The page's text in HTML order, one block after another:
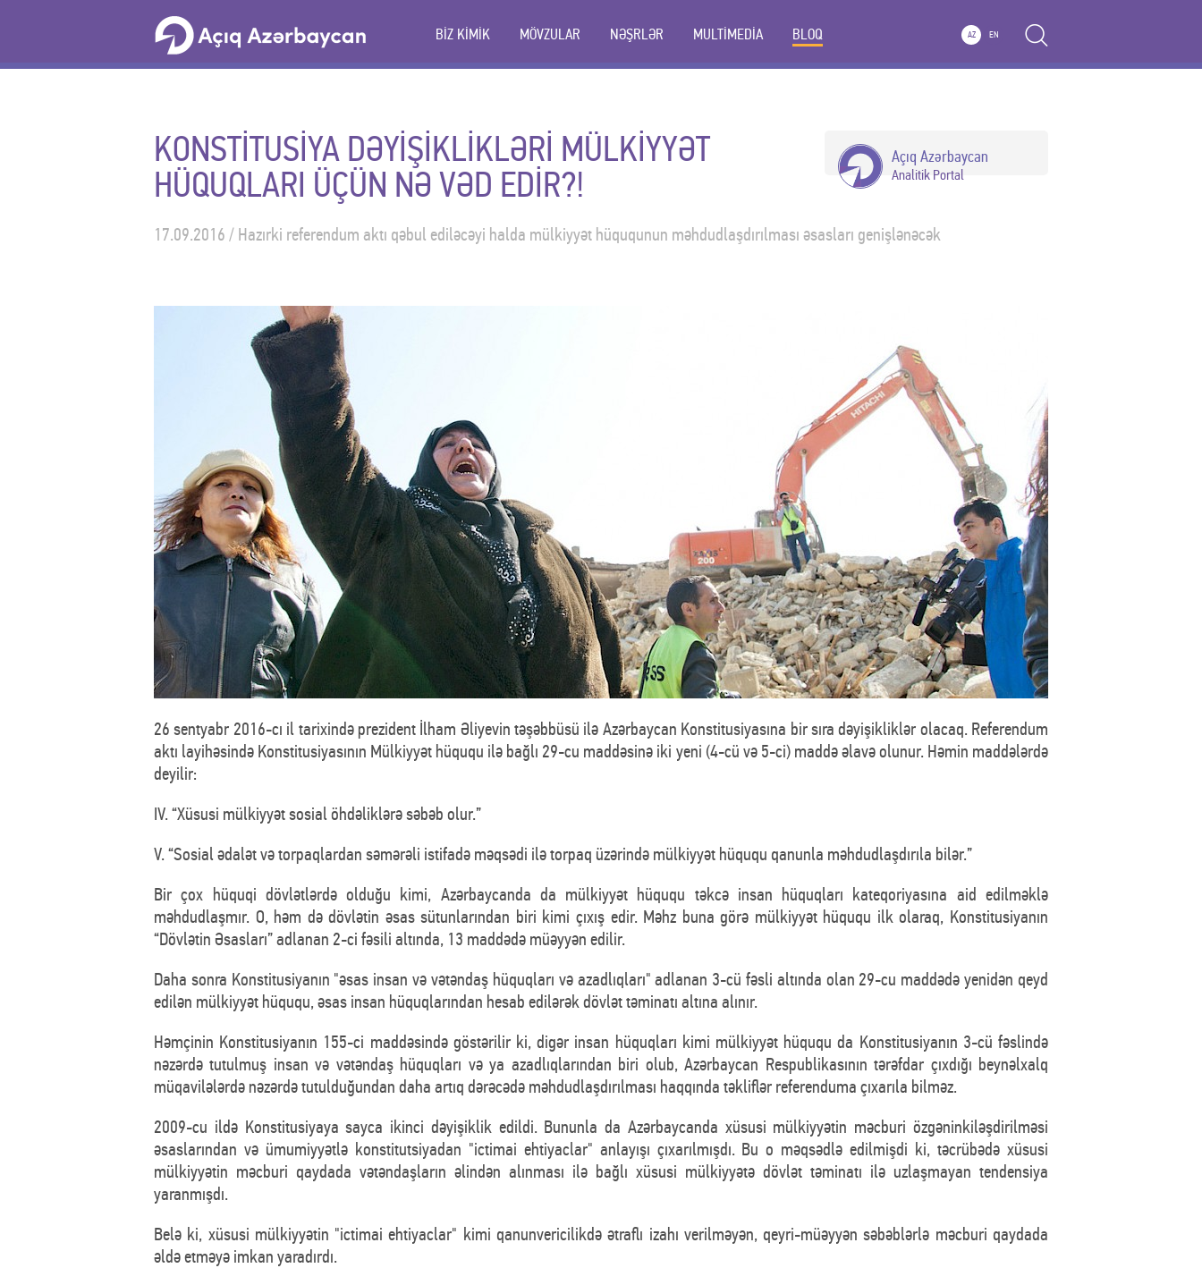
BİZ KİMİK MÖVZULAR NƏŞRLƏR MULTİMEDİA BLOQ AZ EN
Açıq Azərbaycan
Analitik Portal
KONSTİTUSİYA DƏYİŞİKLİKLƏRİ MÜLKİYYƏT
HÜQUQLARI ÜÇÜN NƏ VƏD EDİR?!
17.09.2016 / Hazırki referendum aktı qəbul ediləcəyi halda mülkiyyət hüququnun məhdudlaşdırılması əsasları genişlənəcək
26 sentyabr 2016-cı il tarixində prezident İlham Əliyevin təşəbbüsü ilə Azərbaycan Konstitusiyasına bir sıra dəyişikliklər olacaq. Referendum
aktı layihəsində Konstitusiyasının Mülkiyyət hüququ ilə bağlı 29-cu maddəsinə iki yeni (4-cü və 5-ci) maddə əlavə olunur. Həmin maddələrdə
deyilir:
IV. “Xüsusi mülkiyyət sosial öhdəliklərə səbəb olur.”
V. “Sosial ədalət və torpaqlardan səmərəli istifadə məqsədi ilə torpaq üzərində mülkiyyət hüququ qanunla məhdudlaşdırıla bilər.”
Bir çox hüquqi dövlətlərdə olduğu kimi, Azərbaycanda da mülkiyyət hüququ təkcə insan hüquqları kateqoriyasına aid edilməklə
məhdudlaşmır. O, həm də dövlətin əsas sütunlarından biri kimi çıxış edir. Məhz buna görə mülkiyyət hüququ ilk olaraq, Konstitusiyanın
“Dövlətin Əsasları” adlanan 2-ci fəsili altında, 13 maddədə müəyyən edilir.
Daha sonra Konstitusiyanın "əsas insan və vətəndaş hüquqları və azadlıqları" adlanan 3-cü fəsli altında olan 29-cu maddədə yenidən qeyd
edilən mülkiyyət hüququ, əsas insan hüquqlarından hesab edilərək dövlət təminatı altına alınır.
Həmçinin Konstitusiyanın 155-ci maddəsində göstərilir ki, digər insan hüquqları kimi mülkiyyət hüququ da Konstitusiyanın 3-cü fəslində
nəzərdə tutulmuş insan və vətəndaş hüquqları və ya azadlıqlarından biri olub, Azərbaycan Respublikasının tərəfdar çıxdığı beynəlxalq
müqavilələrdə nəzərdə tutulduğundan daha artıq dərəcədə məhdudlaşdırılması haqqında təkliflər referenduma çıxarıla bilməz.
2009-cu ildə Konstitusiyaya sayca ikinci dəyişiklik edildi. Bununla da Azərbaycanda xüsusi mülkiyyətin məcburi özgəninkiləşdirilməsi
əsaslarından və ümumiyyətlə konstitutsiyadan "ictimai ehtiyaclar" anlayışı çıxarılmışdı. Bu o məqsədlə edilmişdi ki, təcrübədə xüsusi
mülkiyyətin məcburi qaydada vətəndaşların əlindən alınması ilə bağlı xüsusi mülkiyyətə dövlət təminatı ilə uzlaşmayan tendensiya
yaranmışdı.
Belə ki, xüsusi mülkiyyətin "ictimai ehtiyaclar" kimi qanunvericilikdə ətraflı izahı verilməyən, qeyri-müəyyən səbəblərlə məcburi qaydada
əldə etməyə imkan yaradırdı.